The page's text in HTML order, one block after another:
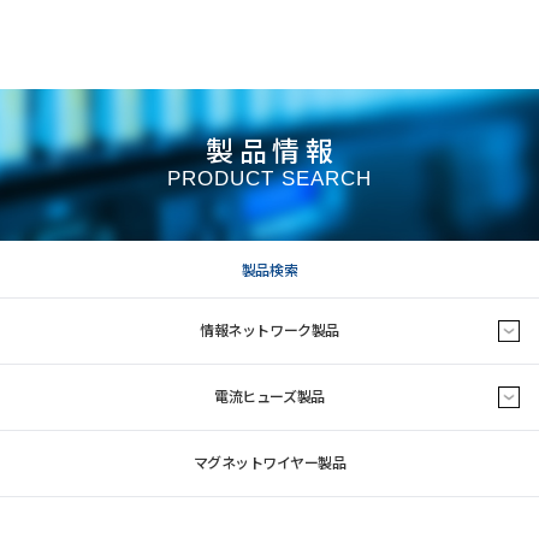
製品情報
PRODUCT SEARCH
製品検索
情報ネットワーク製品
電流ヒューズ製品
マグネットワイヤー製品